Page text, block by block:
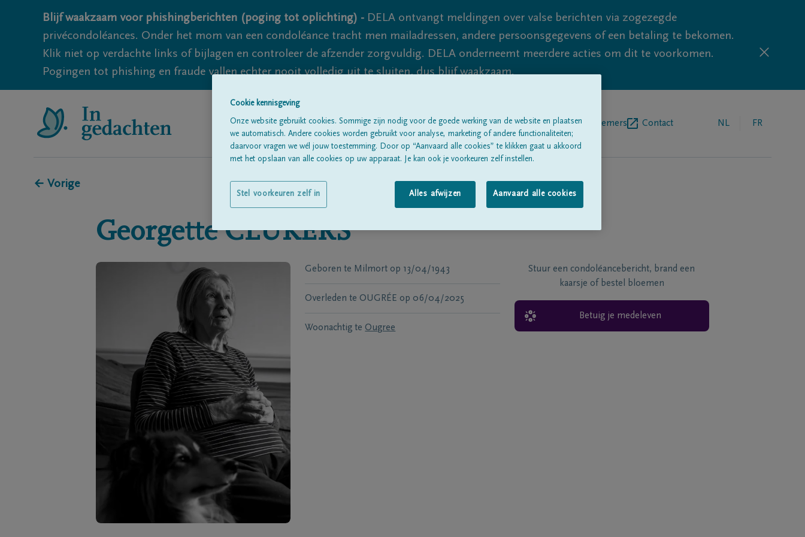
Blijf waakzaam voor phishingberichten (poging tot oplichting) - DELA ontvangt meldingen over valse berichten via zogezegde
privécondoléances. Onder het mom van een condoléance tracht men mailadressen, andere persoonsgegevens of een betaling te bekomen.
Klik niet op verdachte links of bijlagen en controleer de afzender zorgvuldig. DELA onderneemt meerdere acties om dit te voorkomen.
Pogingen tot phishing en fraude vallen echter nooit volledig uit te sluiten, dus blijf waakzaam.
Alle rouwberichtenOver onsBegrafenisondernemers Contact NL FR
← Vorige
Georgette CLUKERS
Geboren te Milmort op 13/04/1943
Overleden te OUGRÉE op 06/04/2025
Woonachtig te Ougree
Stuur een condoléancebericht, brand een
kaarsje of bestel bloemen
Betuig je medeleven
Cookie kennisgeving
Onze website gebruikt cookies. Sommige zijn nodig voor de goede werking van de website en plaatsen
we automatisch. Andere cookies worden gebruikt voor analyse, marketing of andere functionaliteiten;
daarvoor vragen we wél jouw toestemming. Door op “Aanvaard alle cookies” te klikken gaat u akkoord
met het opslaan van alle cookies op uw apparaat. Je kan ook je voorkeuren zelf instellen.
Alles afwijzen Aanvaard alle cookies
Stel voorkeuren zelf in